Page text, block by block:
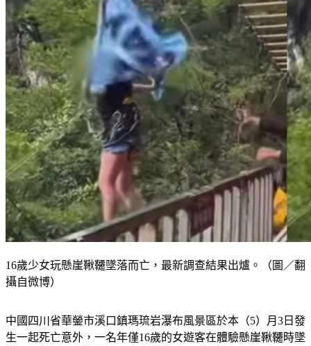
16歲少女玩懸崖鞦韆墜落而亡，最新調查結果出爐。（圖／翻
中國四川省華鎣市溪口鎮瑪琉岩瀑布風景區於本（5）月3日發